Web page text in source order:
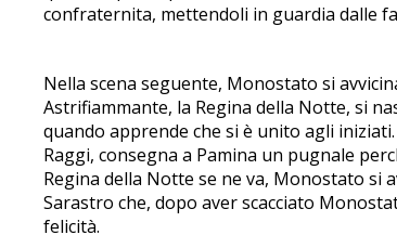
confraternita, mettendoli in guardia dalle
Nella scena seguente, Monostato si
Astrifiammante, la Regina della Notte, si
quando apprende che si è unito agli
Raggi, consegna a Pamina un pugnale
Regina della Notte se ne va, Monostato si
Sarastro che, dopo aver scacciato
felicità.